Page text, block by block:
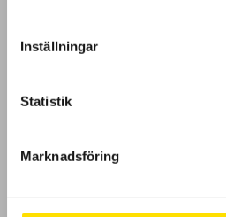
Inställningar
Statistik
Marknadsföring